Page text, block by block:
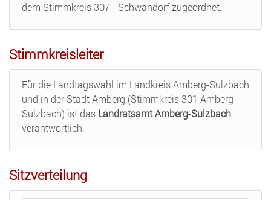
dem Stimmkreis 307 - Schwandorf zugeordnet.
Stimmkreisleiter
Für die Landtagswahl im Landkreis Amberg-Sulzbach
und in der Stadt Amberg (Stimmkreis 301 Amberg-
Sulzbach) ist das Landratsamt Amberg-Sulzbach
verantwortlich.
Sitzverteilung